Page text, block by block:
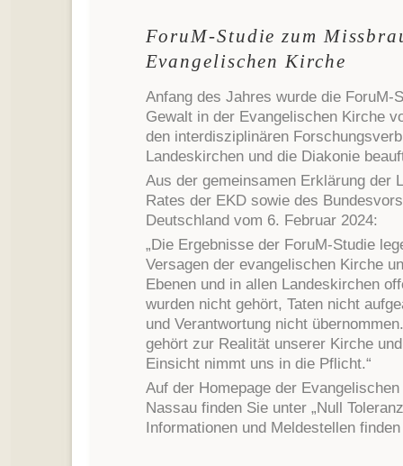
ForuM-Studie zum
Evangelischen Kirche
Anfang des Jahres wurde die ForuM-
Gewalt in der Evangelischen Kirche
den interdisziplinären
Landeskirchen und die Diakonie
Aus der gemeinsamen Erklärung der
Rates der EKD sowie des
Deutschland vom 6. Februar 2024:
„Die Ergebnisse der ForuM-Studie
Versagen der evangelischen Kirche
Ebenen und in allen Landeskirchen
wurden nicht gehört, Taten nicht
und Verantwortung nicht
gehört zur Realität unserer Kirche
Einsicht nimmt uns in die Pflicht.“
Auf der Homepage der
Nassau finden Sie unter „Null
Informationen und Meldestellen